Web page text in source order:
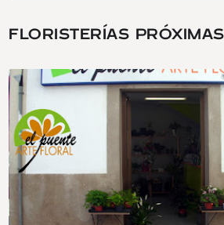
FLORISTERÍAS